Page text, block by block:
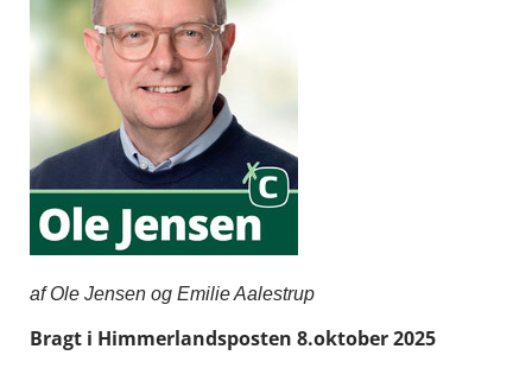
af Ole Jensen og Emilie Aalestrup
Bragt i Himmerlandsposten 8.oktober 2025